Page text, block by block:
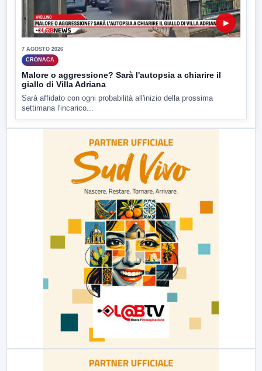
▶
7 AGOSTO 2026
CRONACA
Malore o aggressione? Sarà l'autopsia a chiarire il
giallo di Villa Adriana
Sarà affidato con ogni probabilità all'inizio della prossima
settimana l'incarico...